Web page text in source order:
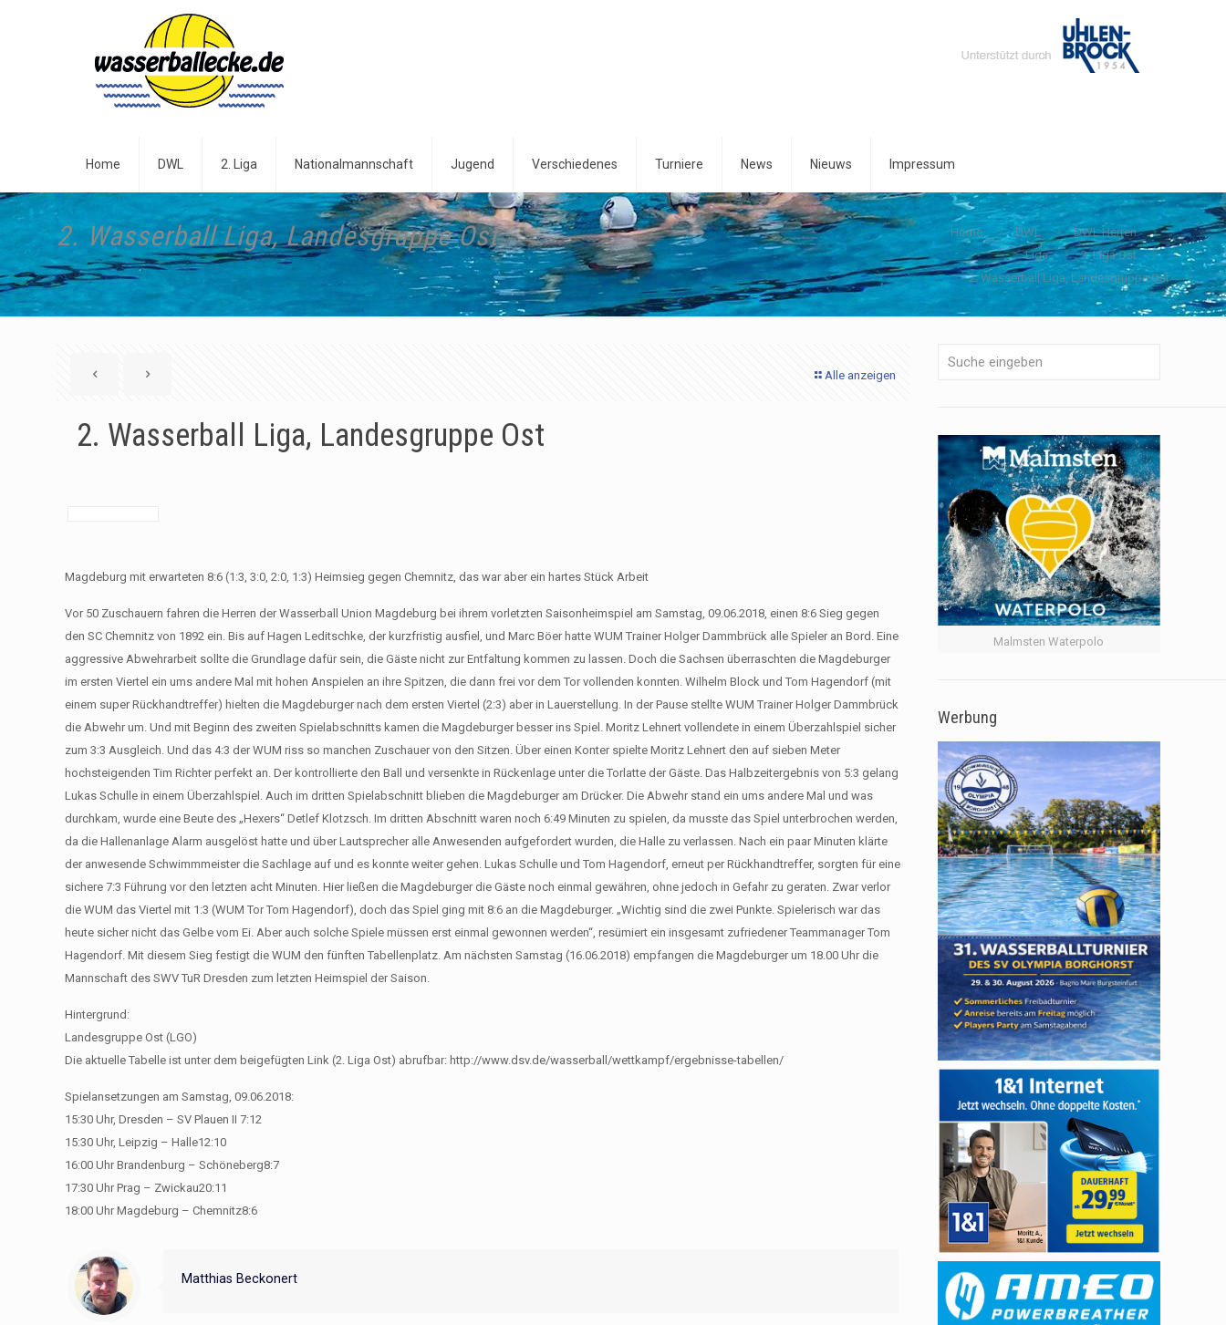
Home DWL 2. Liga Nationalmannschaft Jugend Verschiedenes Turniere News Nieuws Impressum
2. Wasserball Liga, Landesgruppe Ost Home DWL
DWL Herren
Liga
2. Liga Ost
2. Wasserball Liga, Landesgruppe Ost
Alle anzeigen
2. Wasserball Liga, Landesgruppe Ost
Magdeburg mit erwarteten 8:6 (1:3, 3:0, 2:0, 1:3) Heimsieg gegen Chemnitz, das war aber ein hartes Stück Arbeit
Vor 50 Zuschauern fahren die Herren der Wasserball Union Magdeburg bei ihrem vorletzten Saisonheimspiel am Samstag, 09.06.2018, einen 8:6 Sieg gegen
den SC Chemnitz von 1892 ein. Bis auf Hagen Leditschke, der kurzfristig ausfiel, und Marc Böer hatte WUM Trainer Holger Dammbrück alle Spieler an Bord. Eine
aggressive Abwehrarbeit sollte die Grundlage dafür sein, die Gäste nicht zur Entfaltung kommen zu lassen. Doch die Sachsen überraschten die Magdeburger
im ersten Viertel ein ums andere Mal mit hohen Anspielen an ihre Spitzen, die dann frei vor dem Tor vollenden konnten. Wilhelm Block und Tom Hagendorf (mit
einem super Rückhandtreffer) hielten die Magdeburger nach dem ersten Viertel (2:3) aber in Lauerstellung. In der Pause stellte WUM Trainer Holger Dammbrück
die Abwehr um. Und mit Beginn des zweiten Spielabschnitts kamen die Magdeburger besser ins Spiel. Moritz Lehnert vollendete in einem Überzahlspiel sicher
zum 3:3 Ausgleich. Und das 4:3 der WUM riss so manchen Zuschauer von den Sitzen. Über einen Konter spielte Moritz Lehnert den auf sieben Meter
hochsteigenden Tim Richter perfekt an. Der kontrollierte den Ball und versenkte in Rückenlage unter die Torlatte der Gäste. Das Halbzeitergebnis von 5:3 gelang
Lukas Schulle in einem Überzahlspiel. Auch im dritten Spielabschnitt blieben die Magdeburger am Drücker. Die Abwehr stand ein ums andere Mal und was
durchkam, wurde eine Beute des „Hexers“ Detlef Klotzsch. Im dritten Abschnitt waren noch 6:49 Minuten zu spielen, da musste das Spiel unterbrochen werden,
da die Hallenanlage Alarm ausgelöst hatte und über Lautsprecher alle Anwesenden aufgefordert wurden, die Halle zu verlassen. Nach ein paar Minuten klärte
der anwesende Schwimmmeister die Sachlage auf und es konnte weiter gehen. Lukas Schulle und Tom Hagendorf, erneut per Rückhandtreffer, sorgten für eine
sichere 7:3 Führung vor den letzten acht Minuten. Hier ließen die Magdeburger die Gäste noch einmal gewähren, ohne jedoch in Gefahr zu geraten. Zwar verlor
die WUM das Viertel mit 1:3 (WUM Tor Tom Hagendorf), doch das Spiel ging mit 8:6 an die Magdeburger. „Wichtig sind die zwei Punkte. Spielerisch war das
heute sicher nicht das Gelbe vom Ei. Aber auch solche Spiele müssen erst einmal gewonnen werden“, resümiert ein insgesamt zufriedener Teammanager Tom
Hagendorf. Mit diesem Sieg festigt die WUM den fünften Tabellenplatz. Am nächsten Samstag (16.06.2018) empfangen die Magdeburger um 18.00 Uhr die
Mannschaft des SWV TuR Dresden zum letzten Heimspiel der Saison.
Hintergrund:
Landesgruppe Ost (LGO)
Die aktuelle Tabelle ist unter dem beigefügten Link (2. Liga Ost) abrufbar: http://www.dsv.de/wasserball/wettkampf/ergebnisse-tabellen/
Spielansetzungen am Samstag, 09.06.2018:
15:30 Uhr, Dresden – SV Plauen II ​7:12
15:30 Uhr, Leipzig – Halle​12:10
16:00 Uhr Brandenburg – Schöneberg​8:7
17:30 Uhr Prag – Zwickau​20:11
18:00 Uhr Magdeburg – Chemnitz​8:6
Matthias Beckonert
Malmsten Waterpolo
Werbung